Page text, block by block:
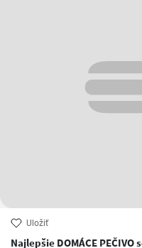
Uložiť
Najlepšie DOMÁCE